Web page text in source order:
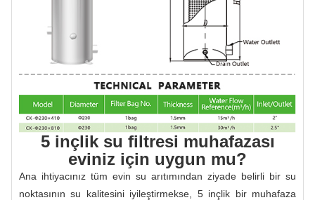
5 inçlik su filtresi muhafazası
eviniz için uygun mu?
Ana ihtiyacınız tüm evin su arıtımından ziyade belirli bir su
noktasının su kalitesini iyileştirmekse, 5 inçlik bir muhafaza